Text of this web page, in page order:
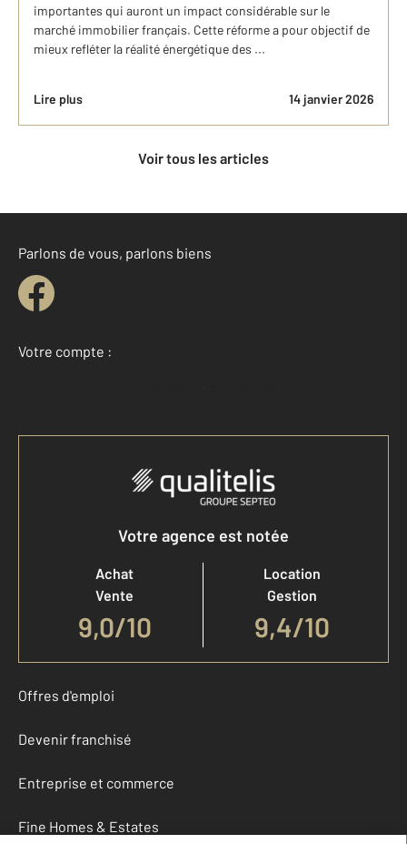
importantes qui auront un impact considérable sur le
marché immobilier français. Cette réforme a pour objectif de
mieux refléter la réalité énergétique des ...
Lire plus 14 janvier 2026
Voir tous les articles
Parlons de vous, parlons biens
Votre compte :
Accéder à mon compte
Votre agence est notée
Achat
Vente
9,0/10
Location
Gestion
9,4/10
Offres d'emploi
Devenir franchisé
Entreprise et commerce
Fine Homes & Estates